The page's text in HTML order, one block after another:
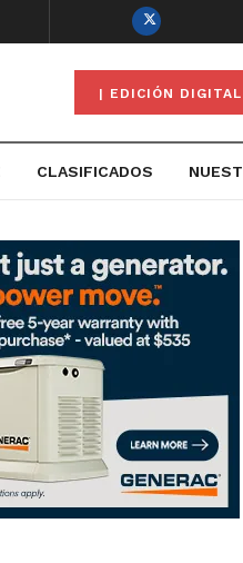
| EDICIÓN DIGITAL
CLASIFICADOS